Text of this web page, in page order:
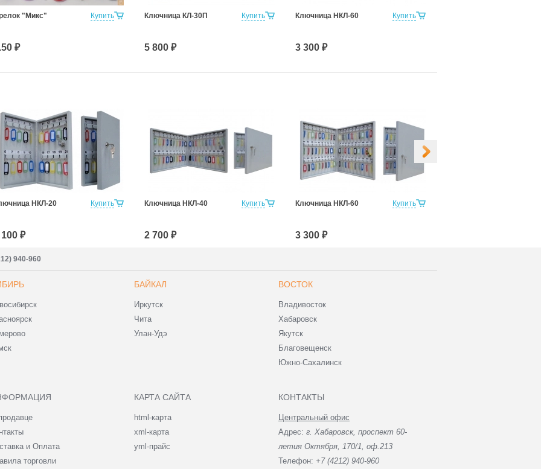
Купить
"Микс"
₽
Купить
Ключница КЛ-30П
5 800 ₽
Купить
Ключница НКЛ-60
3 300 ₽
Купить
НКЛ-20
₽
Купить
Ключница НКЛ-40
2 700 ₽
Купить
Ключница НКЛ-60
3 300 ₽
940-960
БАЙКАЛ
Иркутск
Чита
Улан-Удэ
ВОСТОК
Владивосток
Хабаровск
Якутск
Благовещенск
Южно-Сахалинск
и Оплата
торговли
КАРТА САЙТА
html-карта
xml-карта
yml-прайс
КОНТАКТЫ
Центральный офис
Адрес: г. Хабаровск, проспект 60-
летия Октября, 170/1, оф.213
Телефон: +7 (4212) 940-960